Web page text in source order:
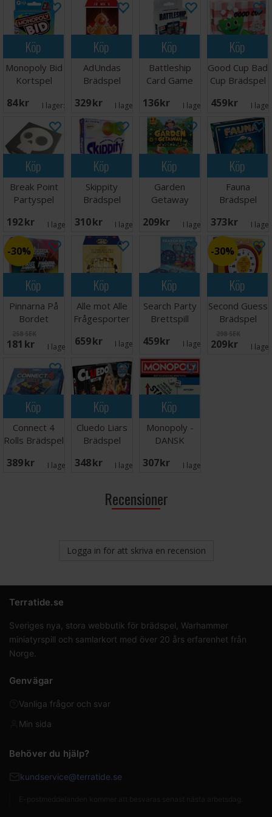
Köp
Monopoly Bid
Kortspel
84 SEK I lager:
Köp
AdUndas
Brädspel
329 SEK I lager:
Köp
Battleship
Card Game
136 SEK I lager: 1
Köp
Good Cup Bad
Cup Brädspel
459 SEK I
Köp
Break Point
Partyspel
192 SEK I lager: 4
Köp
Skippity
Brädspel
310 SEK I lager: 9
Köp
Garden
Getaway
209 SEK I lager: 2
Köp
Fauna
Brädspel
373 SEK I
Köp
30%
Pinnarna På
Bordet
Brädspel
258 SEK
181 SEK I lager: 5
Köp
Alle mot Alle
Frågesporter
659 SEK I lager: 1
Köp
Search Party
Brettspill
459 SEK I lager: 4
Köp
30%
Second Guess
Brädspel
298 SEK
209 SEK I
Köp
Connect 4
Rolls Brädspel
389 SEK I lager: 1
Köp
Cluedo Liars
Brädspel
348 SEK I lager: 2
Köp
Monopoly -
DANSK
307 SEK I lager:
Recensioner
Logga in för att skriva en recension
Terratide.se
Sveriges nya, stora webbutik för brädspel, Warhammer
miniatyrspill och samlarkort med över 20 års erfarenhet från
Norge.
Genvägar
Vanliga frågor och svar
Min sida
Behöver du hjälp?
kundservice@terratide.se